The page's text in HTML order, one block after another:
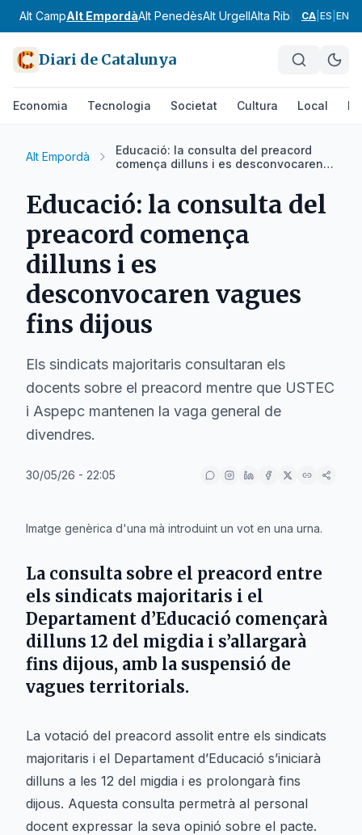
Alt CampAlt EmpordàAlt PenedèsAlt UrgellAlta RibagorçaAnoia
CA ES EN
Diari de Catalunya
Economia Tecnologia Societat Cultura Local
Alt Empordà
Educació: la consulta del preacord
comença dilluns i es desconvocaren
Educació: la consulta del
preacord comença
dilluns i es
desconvocaren vagues
fins dijous
Els sindicats majoritaris consultaran els
docents sobre el preacord mentre que USTEC
i Aspepc mantenen la vaga general de
divendres.
30/05/26 - 22:05
Imatge genèrica d'una mà introduint un vot en una urna.
La consulta sobre el preacord entre
els sindicats majoritaris i el
Departament d’Educació començarà
dilluns 12 del migdia i s’allargarà
fins dijous, amb la suspensió de
vagues territorials.
La votació del preacord assolit entre els sindicats
majoritaris i el Departament d’Educació s’iniciarà
dilluns a les 12 del migdia i es prolongarà fins
dijous. Aquesta consulta permetrà al personal
docent expressar la seva opinió sobre el pacte.